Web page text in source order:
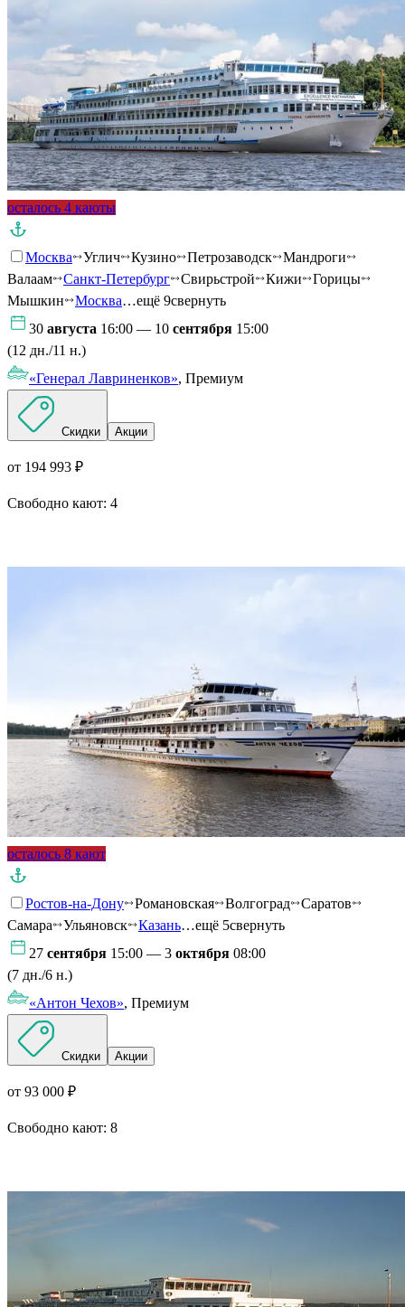
осталось 4 каюты
Москва Углич Кузино Петрозаводск
Мандроги
Валаам
Санкт-Петербург Свирьстрой Кижи
Горицы
Мышкин
Москва…ещё 9свернуть
30 августа 16:00 — 10 сентября 15:00
(12 дн./11 н.)
«Генерал Лавриненков», Премиум
Скидки Акции
от 194 993 ₽
Свободно кают: 4
осталось 8 кают
Ростов-на-Дону Романовская Волгоград
Саратов
Самара
Ульяновск Казань…ещё 5свернуть
27 сентября 15:00 — 3 октября 08:00
(7 дн./6 н.)
«Антон Чехов», Премиум
Скидки Акции
от 93 000 ₽
Свободно кают: 8